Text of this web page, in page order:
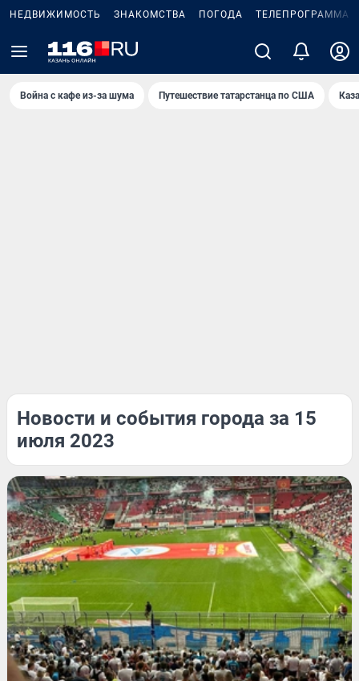
НЕДВИЖИМОСТЬ ЗНАКОМСТВА ПОГОДА ТЕЛЕПРОГРАММА
Война с кафе из-за шума Путешествие татарстанца по США
Новости и события города за 15
июля 2023